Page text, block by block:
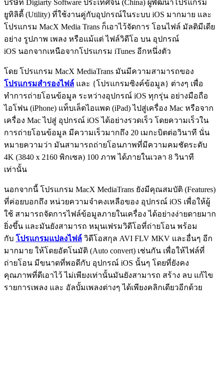
บริษัท Digiarty Software ประเทศจีน (China) ผู้พัฒนาโปรแกรม
ยูทิลิตี้ (Utility) ที่ใช้งานคู่กับอุปกรณ์ในระบบ iOS มากมาย และ
โปรแกรม MacX Media Trans ก็เอาไว้จัดการ โอนไฟล์ มัลติมีเดีย
อย่าง รูปภาพ เพลง หรือแม้แต่ ไฟล์วิดีโอ บน อุปกรณ์
iOS นอกจากเหนือจากโปรแกรม iTunes อีกหนึ่งตัว
โดย โปรแกรม MacX MediaTrans มันมีความสามารถของ
โปรแกรมสำรองไฟล์ และ {โปรแกรมซิงค์ข้อมูล} ต่างๆ เพื่อ
ทำการถ่ายโอนข้อมูล ระหว่างอุปกรณ์ iOS ทุกรุ่น อย่างมือถือ
ไอโฟน (iPhone) แท็บเล็ตไอแพด (iPad) ไปสู่เครื่อง Mac หรือจาก
เครื่อง Mac ไปสู่ อุปกรณ์ iOS ได้อย่างรวดเร็ว โดยความเร็วใน
การถ่ายโอนข้อมูล มีความเร็วมากถึง 20 เมกะบิตต่อวินาที นั่น
หมายความว่า มันสามารถถ่ายโอนภาพที่มีความคมชัดระดับ
4K (3840 x 2160 พิกเซล) 100 ภาพ ได้ภายในเวลา 8 วินาที
เท่านั้น
นอกจากนี้ โปรแกรม MacX MediaTrans ยังมีคุณสมบัติ (Features)
ที่ค่อยบอกถึง หน่วยความจำคงเหลือของ อุปกรณ์ iOS เพื่อให้ผู้
ใช้ สามารถจัดการไฟล์ข้อมูลภายในเครื่อง ได้อย่างง่ายดายมาก
ยิ่งขึ้น และมันยังสามารถ หมุนเฟรมวิดีโอที่ถ่ายโอน พร้อม
กับ โปรแกรมแปลงไฟล์ วิดีโอสกุล AVI FLV MKV และอื่นๆ อีก
มากมาย ให้โดยอัตโนมัติ (Auto convert) เช่นกัน เพื่อให้ไฟล์ที่
ถ่ายโอน มีขนาดที่พอดีกับ อุปกรณ์ iOS นั้นๆ โดยที่ยังคง
คุณภาพที่ดีเอาไว้ ไม่เพียงเท่านั้นมันยังสามารถ สร้าง ลบ แก้ไข
รายการเพลง และ อัลบั้มเพลงต่างๆ ได้เพียงคลิกเดียวอีกด้วย